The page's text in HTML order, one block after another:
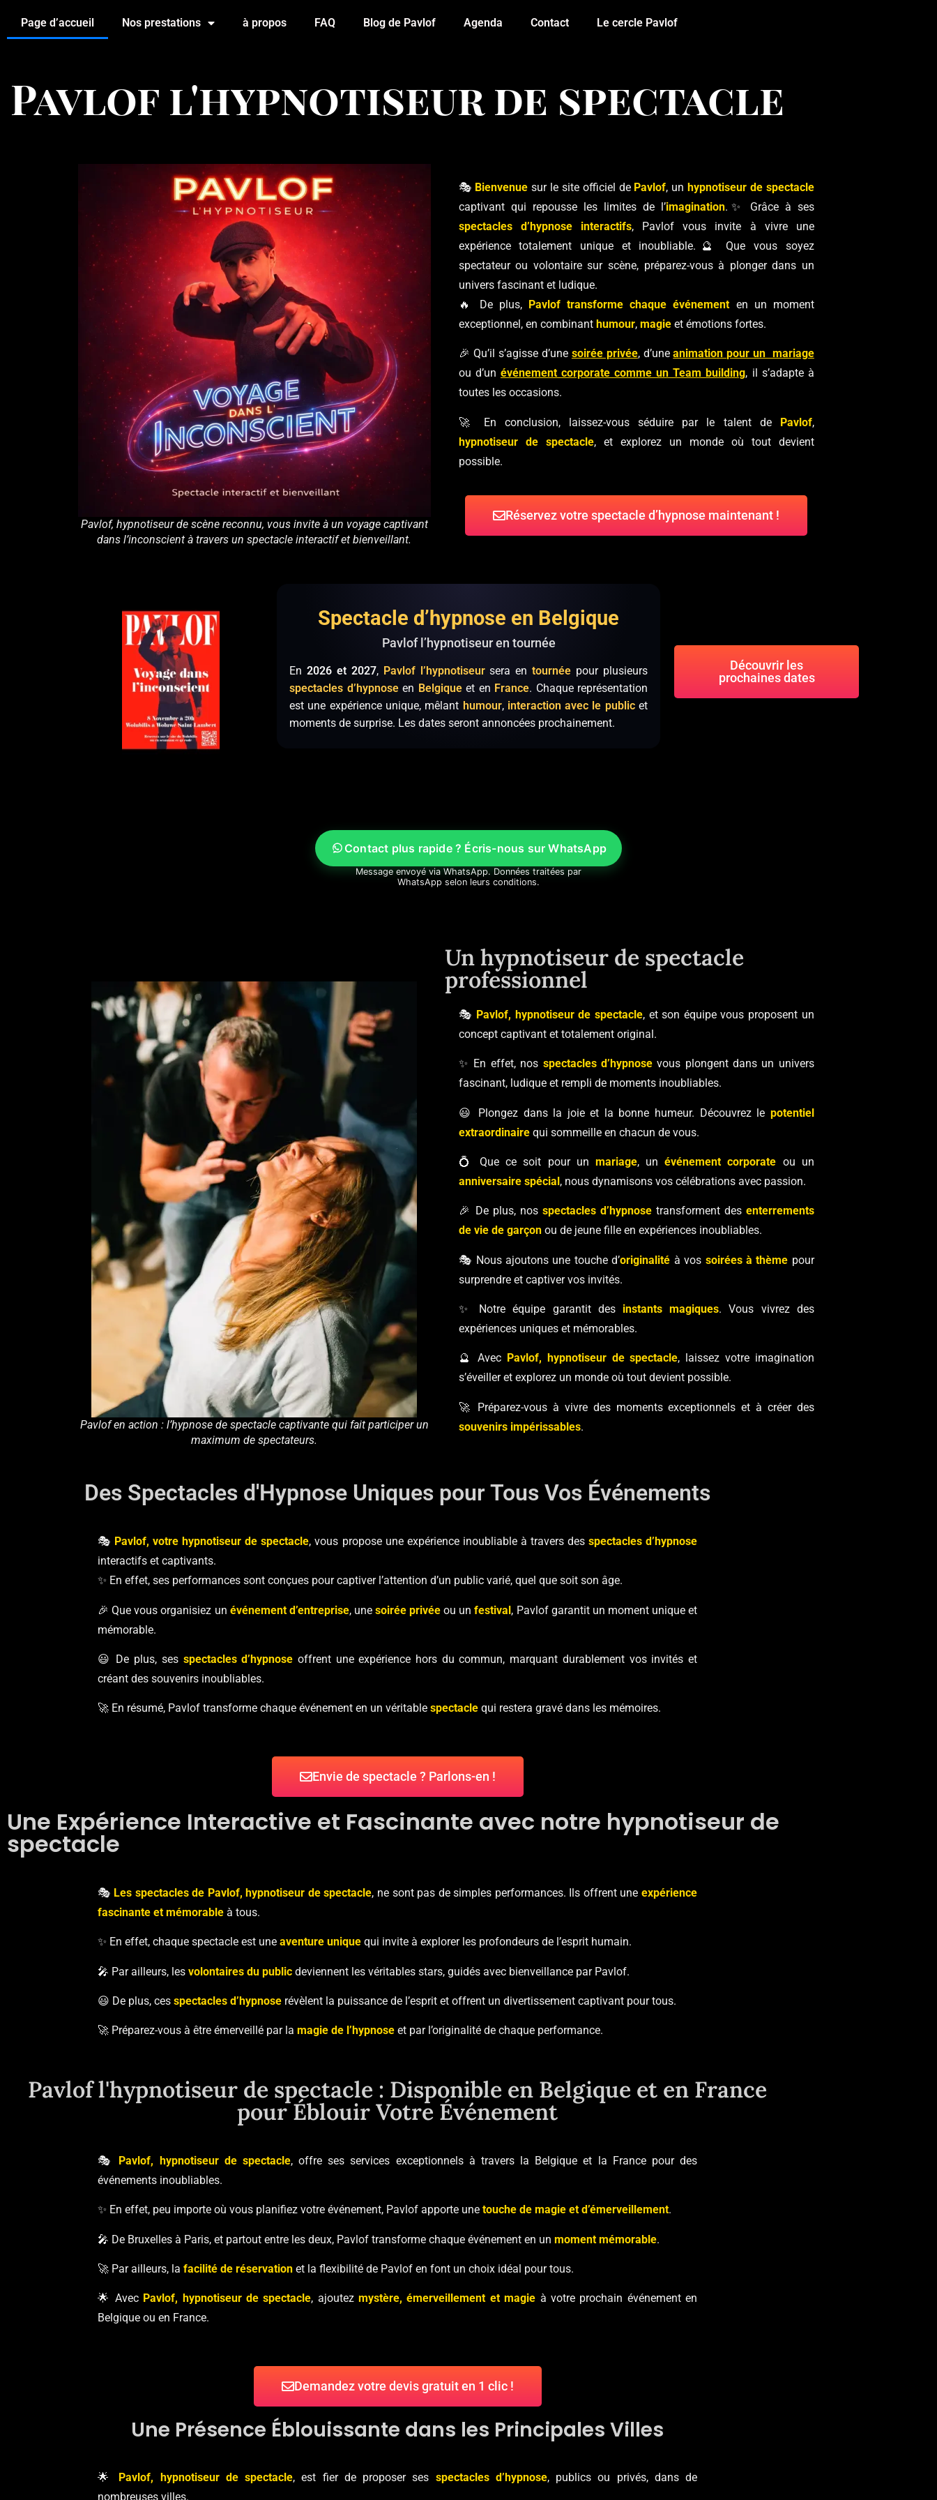
Page d’accueil Nos prestations à propos FAQ Blog de Pavlof Agenda Contact Le cercle Pavlof
Pavlof l'hypnotiseur de spectacle
Pavlof, hypnotiseur de scène reconnu, vous invite à un voyage captivant
dans l’inconscient à travers un spectacle interactif et bienveillant.
🎭 Bienvenue sur le site officiel de Pavlof, unhypnotiseur de spectacle
captivant qui repousse les limites de l’imagination.✨ Grâce à ses
spectacles d’hypnose interactifs, Pavlof vous invite à vivre une
expérience totalement unique et inoubliable.🔮 Que vous soyez
spectateur ou volontaire sur scène, préparez-vous à plonger dans un
univers fascinant et ludique.
🔥 De plus, Pavlof transforme chaque événement en un moment
exceptionnel, en combinant humour, magieet émotions fortes.
🎉 Qu’il s’agisse d’une soirée privée, d’uneanimation pour un mariage
ou d’un événement corporate comme un Team building, il s’adapte à
toutes les occasions.
🚀 En conclusion, laissez-vous séduire par le talent de Pavlof,
hypnotiseur de spectacle, et explorez un monde où tout devient
possible.
Réservez votre spectacle d’hypnose maintenant !
Spectacle d’hypnose en Belgique
Pavlof l’hypnotiseur en tournée
En 2026 et 2027, Pavlof l’hypnotiseursera entournée pour plusieurs
spectacles d’hypnoseen Belgiqueet en France. Chaque représentation
est une expérience unique, mêlant humour, interaction avec le publicet
moments de surprise. Les dates seront annoncées prochainement.
Découvrir les
prochaines dates
Contact plus rapide ? Écris-nous sur WhatsApp
Message envoyé via WhatsApp. Données traitées par
WhatsApp selon leurs conditions.
Pavlof en action : l’hypnose de spectacle captivante qui fait participer un
maximum de spectateurs.
Un hypnotiseur de spectacle
professionnel
🎭 Pavlof, hypnotiseur de spectacle, et son équipe vous proposent un
concept captivant et totalement original.
✨ En effet, nos spectacles d’hypnosevous plongent dans un univers
fascinant, ludique et rempli de moments inoubliables.
😃 Plongez dans la joie et la bonne humeur. Découvrez le potentiel
extraordinairequi sommeille en chacun de vous.
💍 Que ce soit pour un mariage, unévénement corporate ou un
anniversaire spécial, nous dynamisons vos célébrations avec passion.
🎉 De plus, nos spectacles d’hypnosetransforment des enterrements
de vie de garçonou de jeune fille en expériences inoubliables.
🎭 Nous ajoutons une touche d’originalité à vos soirées à thème pour
surprendre et captiver vos invités.
✨ Notre équipe garantit des instants magiques. Vous vivrez des
expériences uniques et mémorables.
🔮 Avec Pavlof, hypnotiseur de spectacle, laissez votre imagination
s’éveiller et explorez un monde où tout devient possible.
🚀 Préparez-vous à vivre des moments exceptionnels et à créer des
souvenirs impérissables.
Des Spectacles d'Hypnose Uniques pour Tous Vos Événements
🎭 Pavlof, votre hypnotiseur de spectacle, vous propose une expérience inoubliable à travers des spectacles d’hypnose
interactifs et captivants.
✨ En effet, ses performances sont conçues pour captiver l’attention d’un public varié, quel que soit son âge.
🎉 Que vous organisiez un événement d’entreprise, une soirée privée ou unfestival, Pavlof garantit un moment unique et
mémorable.
😃 De plus, ses spectacles d’hypnose offrent une expérience hors du commun, marquant durablement vos invités et
créant des souvenirs inoubliables.
🚀 En résumé, Pavlof transforme chaque événement en un véritable spectacle qui restera gravé dans les mémoires.
Envie de spectacle ? Parlons-en !
Une Expérience Interactive et Fascinante avec notre hypnotiseur de
spectacle
🎭 Les spectacles de Pavlof, hypnotiseur de spectacle, ne sont pas de simples performances. Ils offrent uneexpérience
fascinante et mémorable à tous.
✨ En effet, chaque spectacle est une aventure unique qui invite à explorer les profondeurs de l’esprit humain.
🎤 Par ailleurs, les volontaires du public deviennent les véritables stars, guidés avec bienveillance par Pavlof.
😃 De plus, ces spectacles d’hypnose révèlent la puissance de l’esprit et offrent un divertissement captivant pour tous.
🚀 Préparez-vous à être émerveillé par la magie de l’hypnose et par l’originalité de chaque performance.
Pavlof l'hypnotiseur de spectacle : Disponible en Belgique et en France
pour Éblouir Votre Événement
🎭 Pavlof, hypnotiseur de spectacle, offre ses services exceptionnels à travers la Belgique et la France pour des
événements inoubliables.
✨ En effet, peu importe où vous planifiez votre événement, Pavlof apporte une touche de magie et d’émerveillement.
🎤 De Bruxelles à Paris, et partout entre les deux, Pavlof transforme chaque événement en un moment mémorable.
🚀 Par ailleurs, la facilité de réservation et la flexibilité de Pavlof en font un choix idéal pour tous.
🌟 Avec Pavlof, hypnotiseur de spectacle, ajoutez mystère, émerveillement et magie à votre prochain événement en
Belgique ou en France.
Demandez votre devis gratuit en 1 clic !
Une Présence Éblouissante dans les Principales Villes
🌟 Pavlof, hypnotiseur de spectacle, est fier de proposer ses spectacles d’hypnose, publics ou privés, dans de
nombreuses villes.